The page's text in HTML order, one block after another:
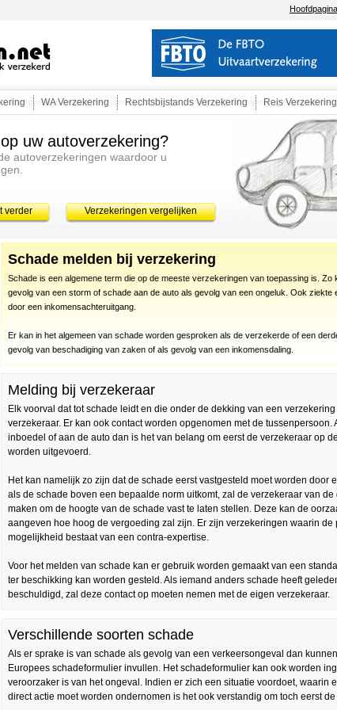
Hoofdpagina
WA Verzekering Rechtsbijstands Verzekering Reis Verzekering
uw autoverzekering?
autoverzekeringen waardoor u
verder Verzekeringen vergelijken
Schade melden bij verzekering
Schade is een algemene term die op de meeste verzekeringen van toepassing is.
gevolg van een storm of schade aan de auto als gevolg van een ongeluk. Ook
door een inkomensachteruitgang.
Er kan in het algemeen van schade worden gesproken als de verzekerde of een
gevolg van beschadiging van zaken of als gevolg van een inkomensdaling.
Melding bij verzekeraar
Elk voorval dat tot schade leidt en die onder de dekking van een
verzekeraar. Er kan ook contact worden opgenomen met de
inboedel of aan de auto dan is het van belang om eerst de verzekeraar op
worden uitgevoerd.
Het kan namelijk zo zijn dat de schade eerst vastgesteld moet worden door
als de schade boven een bepaalde norm uitkomt, zal de verzekeraar van
maken om de hoogte van de schade vast te laten stellen. Deze kan de
aangeven hoe hoog de vergoeding zal zijn. Er zijn verzekeringen waarin
mogelijkheid bestaat van een contra-expertise.
Voor het melden van schade kan er gebruik worden gemaakt van een
ter beschikking kan worden gesteld. Als iemand anders schade heeft
beschuldigd, zal deze contact op moeten nemen met de eigen verzekeraar.
Verschillende soorten schade
Als er sprake is van schade als gevolg van een verkeersongeval dan
Europees schadeformulier invullen. Het schadeformulier kan ook worden
veroorzaker is van het ongeval. Indien er zich een situatie voordoet, waarin
direct actie moet worden ondernomen is het ook verstandig om toch eerst